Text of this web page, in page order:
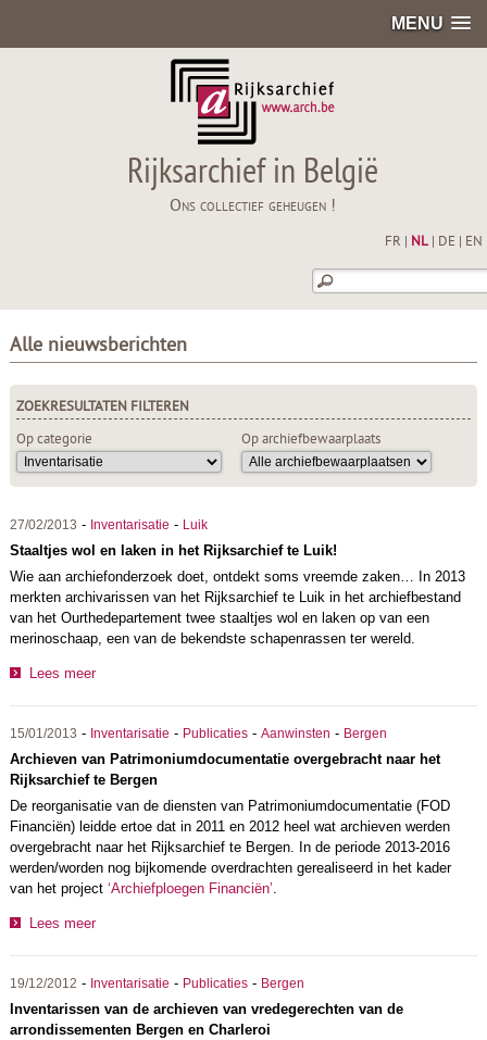
MENU
Rijksarchief in België
Ons collectief geheugen !
FR NL| DE EN
Alle nieuwsberichten
ZOEKRESULTATEN FILTEREN
Op categorie
Op archiefbewaarplaats
27/02/2013 - Inventarisatie - Luik
Staaltjes wol en laken in het Rijksarchief te Luik!
Wie aan archiefonderzoek doet, ontdekt soms vreemde zaken… In 2013
merkten archivarissen van het Rijksarchief te Luik in het archiefbestand
van het Ourthedepartement twee staaltjes wol en laken op van een
merinoschaap, een van de bekendste schapenrassen ter wereld.
Lees meer
15/01/2013 - Inventarisatie - Publicaties- Aanwinsten - Bergen
Archieven van Patrimoniumdocumentatie overgebracht naar het
Rijksarchief te Bergen
De reorganisatie van de diensten van Patrimoniumdocumentatie (FOD
Financiën) leidde ertoe dat in 2011 en 2012 heel wat archieven werden
overgebracht naar het Rijksarchief te Bergen. In de periode 2013-2016
werden/worden nog bijkomende overdrachten gerealiseerd in het kader
van het project ‘Archiefploegen Financiën’
Lees meer
19/12/2012 - Inventarisatie - Publicaties- Bergen
Inventarissen van de archieven van vredegerechten van de
arrondissementen Bergen en Charleroi